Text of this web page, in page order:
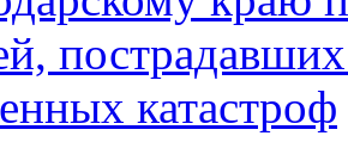
катастроф